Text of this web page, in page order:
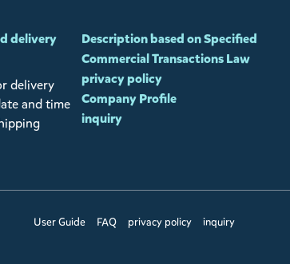
delivery
delivery
and time
Description based on Specified
Commercial Transactions Law
privacy policy
Company Profile
inquiry
User Guide FAQ privacy policy inquiry